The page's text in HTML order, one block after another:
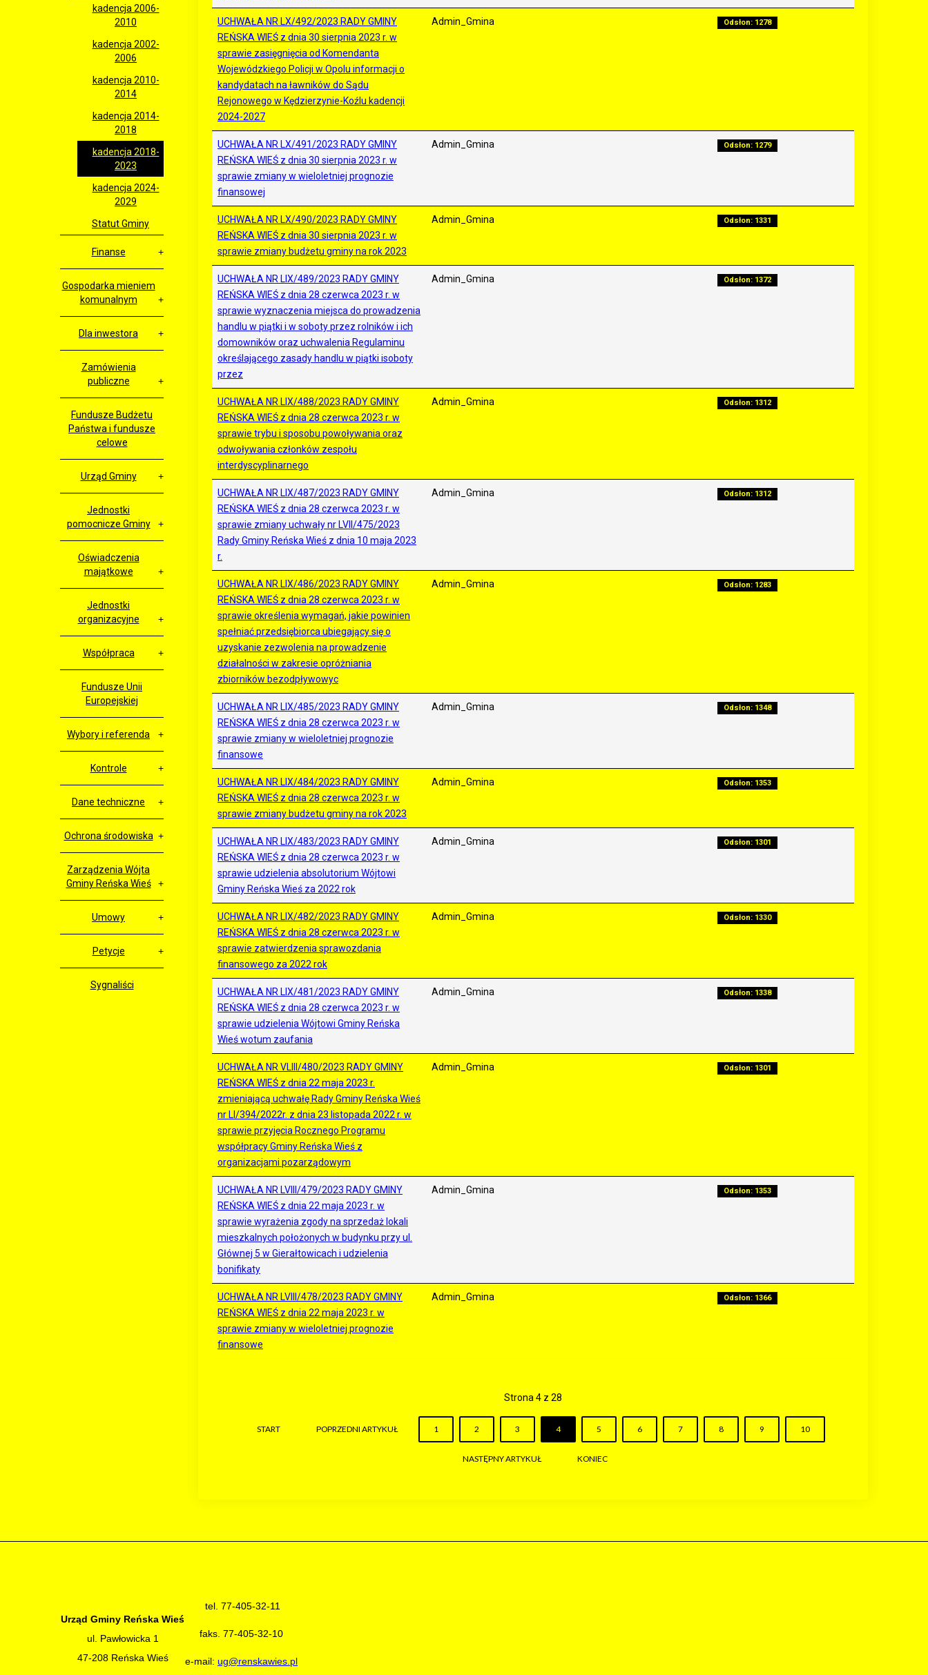
UCHWAŁA NR LX/492/2023 RADY GMINY
REŃSKA WIEŚ z dnia 30 sierpnia 2023 r. w
sprawie zasięgnięcia od Komendanta
Wojewódzkiego Policji w Opolu informacji o
kandydatach na ławników do Sądu
Rejonowego w Kędzierzynie-Koźlu kadencji
2024-2027
Admin_Gmina Odsłon: 1278
UCHWAŁA NR LX/491/2023 RADY GMINY
REŃSKA WIEŚ z dnia 30 sierpnia 2023 r. w
sprawie zmiany w wieloletniej prognozie
finansowej
Admin_Gmina Odsłon: 1279
UCHWAŁA NR LX/490/2023 RADY GMINY
REŃSKA WIEŚ z dnia 30 sierpnia 2023 r. w
sprawie zmiany budżetu gminy na rok 2023
Admin_Gmina Odsłon: 1331
UCHWAŁA NR LIX/489/2023 RADY GMINY
REŃSKA WIEŚ z dnia 28 czerwca 2023 r. w
sprawie wyznaczenia miejsca do prowadzenia
handlu w piątki i w soboty przez rolników i ich
domowników oraz uchwalenia Regulaminu
określającego zasady handlu w piątki isoboty
przez
Admin_Gmina Odsłon: 1372
UCHWAŁA NR LIX/488/2023 RADY GMINY
REŃSKA WIEŚ z dnia 28 czerwca 2023 r. w
sprawie trybu i sposobu powoływania oraz
odwoływania członków zespołu
interdyscyplinarnego
Admin_Gmina Odsłon: 1312
UCHWAŁA NR LIX/487/2023 RADY GMINY
REŃSKA WIEŚ z dnia 28 czerwca 2023 r. w
sprawie zmiany uchwały nr LVII/475/2023
Rady Gminy Reńska Wieś z dnia 10 maja 2023
r.
Admin_Gmina Odsłon: 1312
UCHWAŁA NR LIX/486/2023 RADY GMINY
REŃSKA WIEŚ z dnia 28 czerwca 2023 r. w
sprawie określenia wymagań, jakie powinien
spełniać przedsiębiorca ubiegający się o
uzyskanie zezwolenia na prowadzenie
działalności w zakresie opróżniania
zbiorników bezodpływowyc
Admin_Gmina Odsłon: 1283
UCHWAŁA NR LIX/485/2023 RADY GMINY
REŃSKA WIEŚ z dnia 28 czerwca 2023 r. w
sprawie zmiany w wieloletniej prognozie
finansowe
Admin_Gmina Odsłon: 1348
UCHWAŁA NR LIX/484/2023 RADY GMINY
REŃSKA WIEŚ z dnia 28 czerwca 2023 r. w
sprawie zmiany budżetu gminy na rok 2023
Admin_Gmina Odsłon: 1353
UCHWAŁA NR LIX/483/2023 RADY GMINY
REŃSKA WIEŚ z dnia 28 czerwca 2023 r. w
sprawie udzielenia absolutorium Wójtowi
Gminy Reńska Wieś za 2022 rok
Admin_Gmina Odsłon: 1301
UCHWAŁA NR LIX/482/2023 RADY GMINY
REŃSKA WIEŚ z dnia 28 czerwca 2023 r. w
sprawie zatwierdzenia sprawozdania
finansowego za 2022 rok
Admin_Gmina Odsłon: 1330
UCHWAŁA NR LIX/481/2023 RADY GMINY
REŃSKA WIEŚ z dnia 28 czerwca 2023 r. w
sprawie udzielenia Wójtowi Gminy Reńska
Wieś wotum zaufania
Admin_Gmina Odsłon: 1338
UCHWAŁA NR VLIII/480/2023 RADY GMINY
REŃSKA WIEŚ z dnia 22 maja 2023 r.
zmieniającą uchwałę Rady Gminy Reńska Wieś
nr LI/394/2022r. z dnia 23 listopada 2022 r. w
sprawie przyjęcia Rocznego Programu
współpracy Gminy Reńska Wieś z
organizacjami pozarządowym
Admin_Gmina Odsłon: 1301
UCHWAŁA NR LVIII/479/2023 RADY GMINY
REŃSKA WIEŚ z dnia 22 maja 2023 r. w
sprawie wyrażenia zgody na sprzedaż lokali
mieszkalnych położonych w budynku przy ul.
Głównej 5 w Gierałtowicach i udzielenia
bonifikaty
Admin_Gmina Odsłon: 1353
UCHWAŁA NR LVIII/478/2023 RADY GMINY
REŃSKA WIEŚ z dnia 22 maja 2023 r. w
sprawie zmiany w wieloletniej prognozie
finansowe
Admin_Gmina Odsłon: 1366
Strona 4 z 28
START POPRZEDNI ARTYKUŁ 1 2 3 4 5 6 7 8 9 10
NASTĘPNY ARTYKUŁ KONIEC
kadencja 2006-
2010
kadencja 2002-
2006
kadencja 2010-
2014
kadencja 2014-
2018
kadencja 2018-
2023
kadencja 2024-
2029
Statut Gminy
Finanse
Gospodarka mieniem
komunalnym
Dla inwestora
Zamówienia
publiczne
Fundusze Budżetu
Państwa i fundusze
celowe
Urząd Gminy
Jednostki
pomocnicze Gminy
Oświadczenia
majątkowe
Jednostki
organizacyjne
Współpraca
Fundusze Unii
Europejskiej
Wybory i referenda
Kontrole
Dane techniczne
Ochrona środowiska
Zarządzenia Wójta
Gminy Reńska Wieś
Umowy
Petycje
Sygnaliści
Urząd Gminy Reńska Wieś
ul. Pawłowicka 1
47-208 Reńska Wieś
tel. 77-405-32-11
faks. 77-405-32-10
e-mail: ug@renskawies.pl